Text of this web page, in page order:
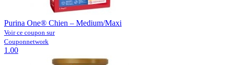
Purina One® Chien – Medium/Maxi
Voir ce coupon sur
Couponnetwork
1.00